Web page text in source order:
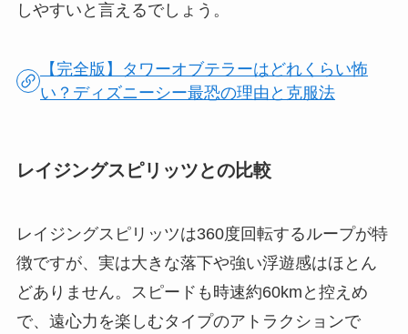
しやすいと言えるでしょう。
【完全版】タワーオブテラーはどれくらい怖
い？ディズニーシー最恐の理由と克服法
レイジングスピリッツとの比較
レイジングスピリッツは360度回転するループが特
徴ですが、実は大きな落下や強い浮遊感はほとん
どありません。スピードも時速約60kmと控えめ
で、遠心力を楽しむタイプのアトラクションで